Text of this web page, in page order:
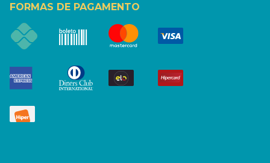
FORMAS DE PAGAMENTO